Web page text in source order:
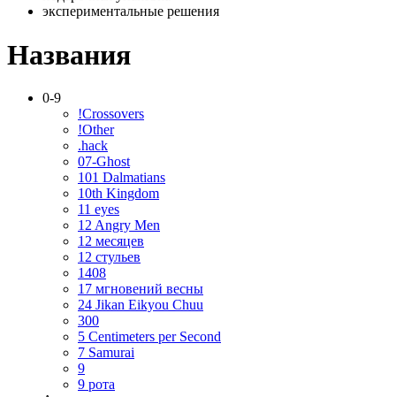
экспериментальные решения
Названия
0-9
!Crossovers
!Other
.hack
07-Ghost
101 Dalmatians
10th Kingdom
11 eyes
12 Angry Men
12 месяцев
12 стульев
1408
17 мгновений весны
24 Jikan Eikyou Chuu
300
5 Centimeters per Second
7 Samurai
9
9 рота